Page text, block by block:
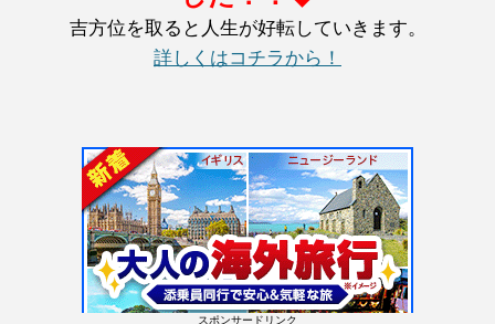
吉方位を取ると人生が好転していきます。
詳しくはコチラから！
スポンサードリンク